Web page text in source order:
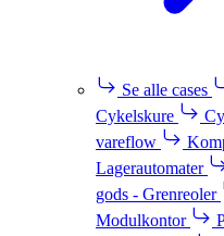
Se alle cases
Cykelskure
vareflow
Lagerautomater
gods - Grenreoler
Modulkontor